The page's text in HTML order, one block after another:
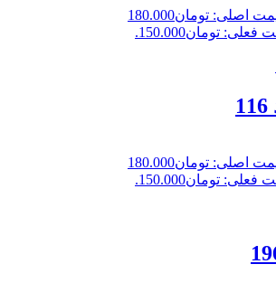
قیمت اصلی: تومان180.000
فعلی: تومان150.000.
قیمت اصلی: تومان180.000
فعلی: تومان150.000.